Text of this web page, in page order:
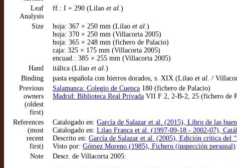
Leaf
Analysis
ff.: I + 290 (Lilao et al.)
Size hoja: 367 × 250 mm (Lilao et al.)
hoja: 370 × 250 mm (Villacorta 2005)
hoja: 365 × 248 mm (fichero de Palacio)
caja: 325 × 175 mm (Villacorta 2005)
encuad.: 385 × 255 mm (Villacorta 2005)
Hand
itálica (Lilao et al.)
Binding
pasta española con hierros dorados, s. XIX (Lilao et al. /
Previous
owners
(oldest
first)
Salamanca: Colegio de Cuenca 180 (fichero de Palacio)
Madrid: Biblioteca Real Privada VII F 2, 2-B-2, 25 (fichero de
References
(most
recent
first)
Catalogado en: García de Salazar et al. (2015), Libro de las
Catalogado en: Lilao Franca et al. (1997-09-18 - 2002-07),
Descrito en: García de Salazar et al. (2005), Edición crítica
Visto por: Gómez Moreno (1985), Fichero (inspección personal)
Note
Descr. de Villacorta 2005: